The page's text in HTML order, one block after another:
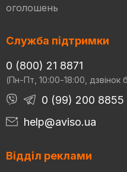
оголошень
Служба підтримки
0 (800) 21 8871
(Пн-Пт, 10:00-18:00, дзвінок
0 (99) 200 8855
help@aviso.ua
Відділ реклами